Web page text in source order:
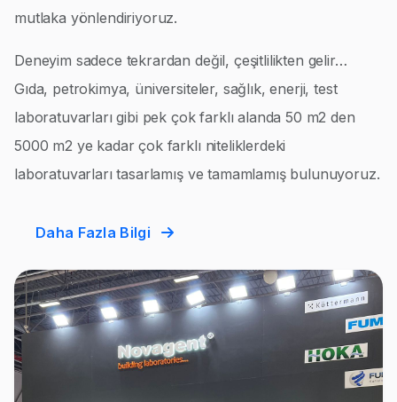
mutlaka yönlendiriyoruz.
Deneyim sadece tekrardan değil, çeşitlilikten gelir…
Gıda, petrokimya, üniversiteler, sağlık, enerji, test
laboratuvarları gibi pek çok farklı alanda 50 m2 den
5000 m2 ye kadar çok farklı niteliklerdeki
laboratuvarları tasarlamış ve tamamlamış bulunuyoruz.
Daha Fazla Bilgi